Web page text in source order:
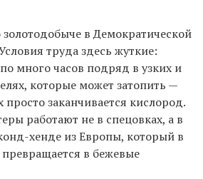
в Демократической
труда здесь жуткие:
много часов подряд в узких и
которые может затопить —
просто заканчивается кислород.
работают не в спецовках, а в
хенде из Европы, который в
в бежевые